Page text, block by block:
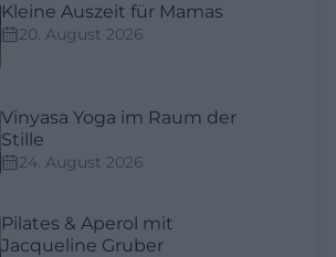
Kleine Auszeit für Mamas
20. August 2026
Vinyasa Yoga im Raum der
Stille
24. August 2026
Pilates & Aperol mit
Jacqueline Gruber